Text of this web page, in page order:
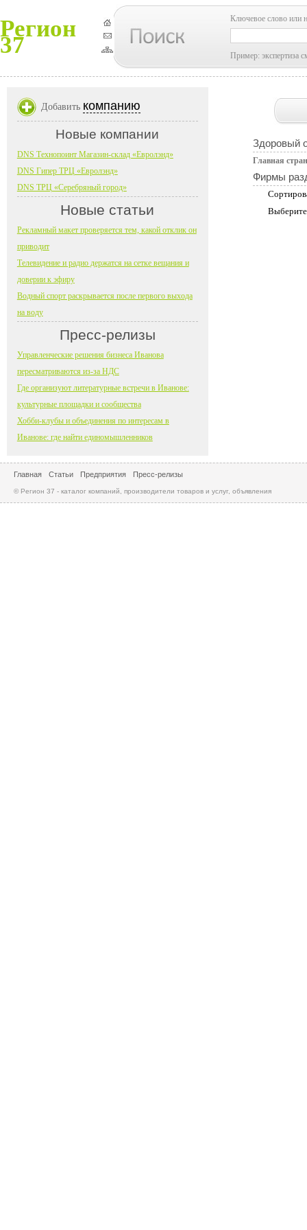
Регион
37
Ключевое слово или
Пример: экспертиза
Здоровый
Главная
Фирмы
Добавить компанию
Новые компании
DNS Технопоинт Магазин-склад «Евролэнд»
DNS Гипер ТРЦ «Евролэнд»
DNS ТРЦ «Серебряный город»
Новые статьи
Рекламный макет проверяется тем, какой отклик он
приводит
Телевидение и радио держатся на сетке вещания и
доверии к эфиру
Водный спорт раскрывается после первого выхода
на воду
Пресс-релизы
Управленческие решения бизнеса Иванова
пересматриваются из-за НДС
Где организуют литературные встречи в Иванове:
культурные площадки и сообщества
Хобби-клубы и объединения по интересам в
Иванове: где найти единомышленников
Главная Статьи Предприятия Пресс-релизы
© Регион 37 - каталог компаний, производители товаров и услуг, объявления